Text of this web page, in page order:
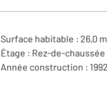
Surface habitable : 26,0 m
Étage : Rez-de-chaussée
Année construction : 1992